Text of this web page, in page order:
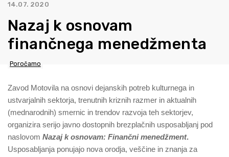
14.07. 2020
Nazaj k osnovam
finančnega menedžmenta
Poročamo
Zavod Motovila na osnovi dejanskih potreb kulturnega in
ustvarjalnih sektorja, trenutnih kriznih razmer in aktualnih
(mednarodnih) smernic in trendov razvoja teh sektorjev,
organizira serijo javno dostopnih brezplačnih usposabljanj pod
naslovom Nazaj k osnovam: Finančni menedžment.
Usposabljanja ponujajo nova orodja, veščine in znanja za